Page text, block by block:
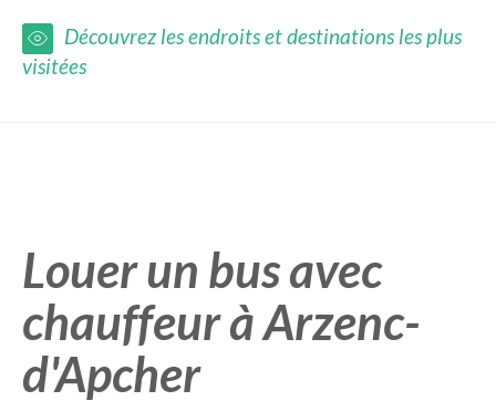
Découvrez les endroits et destinations les plus
visitées
Louer un bus avec
chauffeur à Arzenc-
d'Apcher